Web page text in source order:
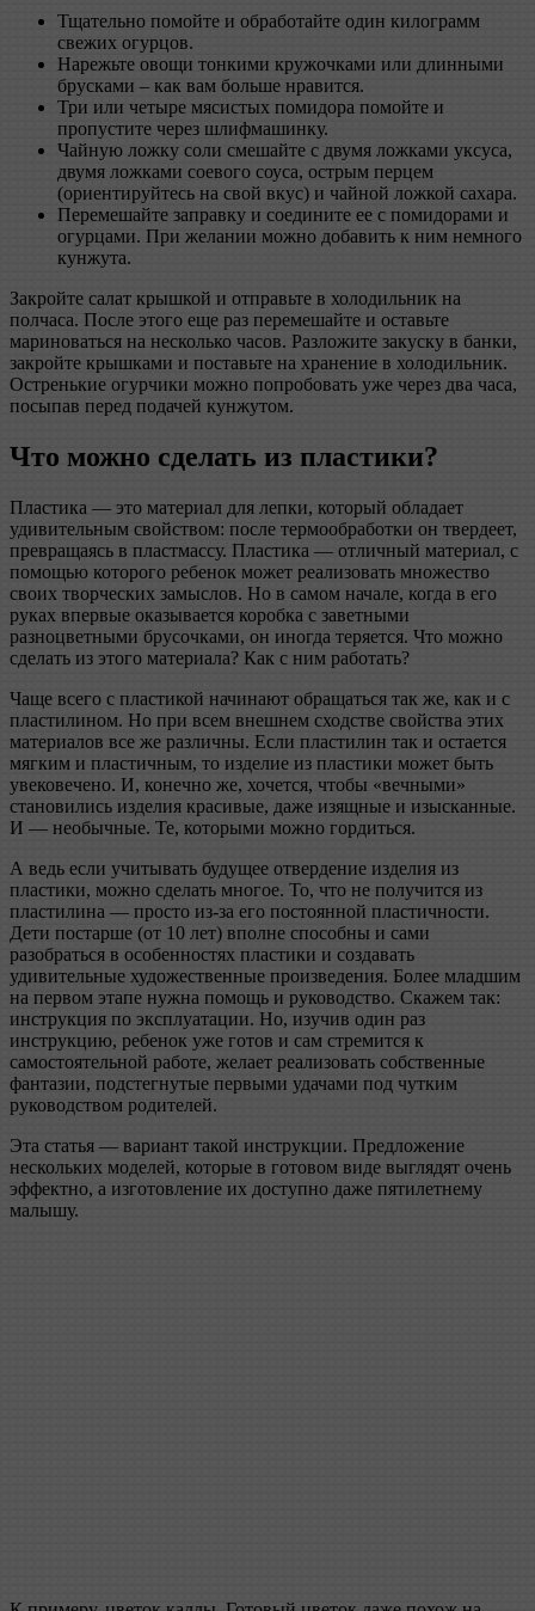
Тщательно помойте и обработайте один килограмм
свежих огурцов.
Нарежьте овощи тонкими кружочками или длинными
брусками – как вам больше нравится.
Три или четыре мясистых помидора помойте и
пропустите через шлифмашинку.
Чайную ложку соли смешайте с двумя ложками уксуса,
двумя ложками соевого соуса, острым перцем
(ориентируйтесь на свой вкус) и чайной ложкой сахара.
Перемешайте заправку и соедините ее с помидорами и
огурцами. При желании можно добавить к ним немного
кунжута.
Закройте салат крышкой и отправьте в холодильник на
полчаса. После этого еще раз перемешайте и оставьте
мариноваться на несколько часов. Разложите закуску в банки,
закройте крышками и поставьте на хранение в холодильник.
Остренькие огурчики можно попробовать уже через два часа,
посыпав перед подачей кунжутом.
Что можно сделать из пластики?
Пластика — это материал для лепки, который обладает
удивительным свойством: после термообработки он твердеет,
превращаясь в пластмассу. Пластика — отличный материал, с
помощью которого ребенок может реализовать множество
своих творческих замыслов. Но в самом начале, когда в его
руках впервые оказывается коробка с заветными
разноцветными брусочками, он иногда теряется. Что можно
сделать из этого материала? Как с ним работать?
Чаще всего с пластикой начинают обращаться так же, как и с
пластилином. Но при всем внешнем сходстве свойства этих
материалов все же различны. Если пластилин так и остается
мягким и пластичным, то изделие из пластики может быть
увековечено. И, конечно же, хочется, чтобы «вечными»
становились изделия красивые, даже изящные и изысканные.
И — необычные. Те, которыми можно гордиться.
А ведь если учитывать будущее отвердение изделия из
пластики, можно сделать многое. То, что не получится из
пластилина — просто из-за его постоянной пластичности.
Дети постарше (от 10 лет) вполне способны и сами
разобраться в особенностях пластики и создавать
удивительные художественные произведения. Более младшим
на первом этапе нужна помощь и руководство. Скажем так:
инструкция по эксплуатации. Но, изучив один раз
инструкцию, ребенок уже готов и сам стремится к
самостоятельной работе, желает реализовать собственные
фантазии, подстегнутые первыми удачами под чутким
руководством родителей.
Эта статья — вариант такой инструкции. Предложение
нескольких моделей, которые в готовом виде выглядят очень
эффектно, а изготовление их доступно даже пятилетнему
малышу.